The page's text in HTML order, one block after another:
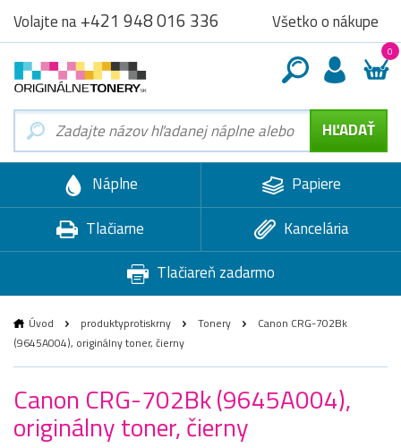
Volajte na+421 948 016 336 Všetko o nákupe
0
Náplne
Papiere
Tlačiarne
Kancelária
Tlačiareň zadarmo
Úvod produktyprotiskrny Tonery
Canon CRG-702Bk
(9645A004), originálny toner, čierny
Canon CRG-702Bk (9645A004),
originálny toner, čierny